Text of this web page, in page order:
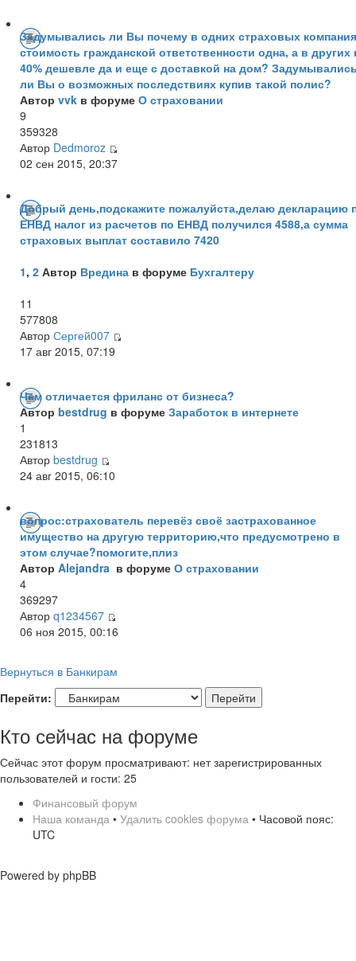
Задумывались ли Вы почему в одних страховых
стоимость гражданской ответственности одна, а в других
40% дешевле да и еще с доставкой на дом?
ли Вы о возможных последствиях купив такой полис?
Автор vvk в форуме О страховании
9
359328
Автор Dedmoroz
02 сен 2015, 20:37
Добрый день,подскажите пожалуйста,делаю декларацию
ЕНВД налог из расчетов по ЕНВД получился 4588,а сумма
страховых выплат составило 7420
1, 2 Автор Вредина в форуме Бухгалтеру
11
577808
Автор Сергей007
17 авг 2015, 07:19
Чем отличается фриланс от бизнеса?
Автор bestdrug в форуме Заработок в интернете
1
231813
Автор bestdrug
24 авг 2015, 06:10
вопрос:страхователь перевёз своё застрахованное
имущество на другую территорию,что предусмотрено в
этом случае?помогите,плиз
Автор Alejandra в форуме О страховании
4
369297
Автор q1234567
06 ноя 2015, 00:16
Вернуться в Банкирам
Перейти:
Кто сейчас на форуме
Сейчас этот форум просматривают: нет зарегистрированных
пользователей и гости: 25
Финансовый форум
Наша команда • Удалить cookies форума • Часовой пояс:
UTC
Powered by phpBB